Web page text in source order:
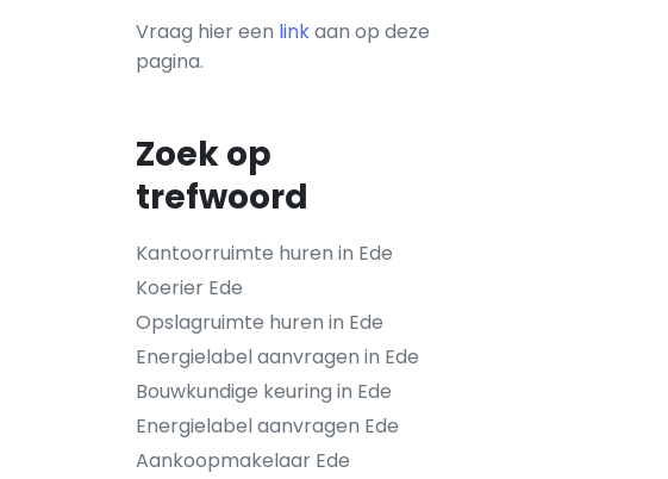
Vraag hier een linkaan op deze
pagina.
Zoek op
trefwoord
Kantoorruimte huren in Ede
Koerier Ede
Opslagruimte huren in Ede
Energielabel aanvragen in Ede
Bouwkundige keuring in Ede
Energielabel aanvragen Ede
Aankoopmakelaar Ede